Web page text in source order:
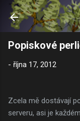
Popiskové
- října 17, 2012
Zcela mě dostávají
serveru, asi je